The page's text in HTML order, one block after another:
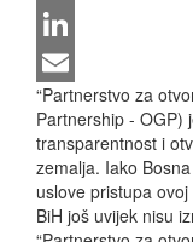
Twitter
LinkedIn
Email
“Partnerstvo za
Partnership - OGP)
transparentnost i
zemalja. Iako
uslove pristupa
BiH još uvijek nisu